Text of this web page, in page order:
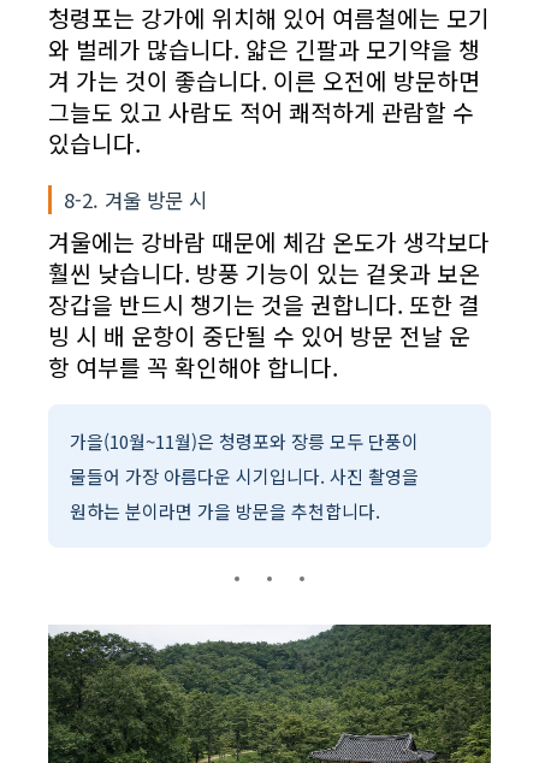
청령포는 강가에 위치해 있어 여름철에는 모기
와 벌레가 많습니다. 얇은 긴팔과 모기약을 챙
겨 가는 것이 좋습니다. 이른 오전에 방문하면
그늘도 있고 사람도 적어 쾌적하게 관람할 수
있습니다.
8-2. 겨울 방문 시
겨울에는 강바람 때문에 체감 온도가 생각보다
훨씬 낮습니다. 방풍 기능이 있는 겉옷과 보온
장갑을 반드시 챙기는 것을 권합니다. 또한 결
빙 시 배 운항이 중단될 수 있어 방문 전날 운
항 여부를 꼭 확인해야 합니다.
가을(10월~11월)은 청령포와 장릉 모두 단풍이
물들어 가장 아름다운 시기입니다. 사진 촬영을
원하는 분이라면 가을 방문을 추천합니다.